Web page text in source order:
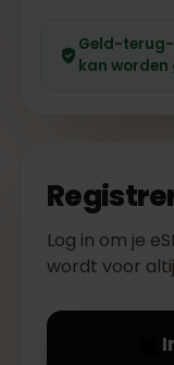
Geld-
kan
Log in om je
wordt voor